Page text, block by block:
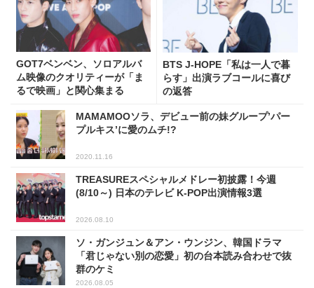
GOT7ベンベン、ソロアルバ
ム映像のクオリティーが「ま
るで映画」と関心集まる
BTS J-HOPE「私は一人で暮
らす」出演ラブコールに喜び
の返答
MAMAMOOソラ、デビュー前の妹グループ’パー
プルキス’に愛のムチ!?
2020.11.16
TREASUREスペシャルメドレー初披露！今週
(8/10～) 日本のテレビ K-POP出演情報3選
2026.08.10
ソ・ガンジュン＆アン・ウンジン、韓国ドラマ
「君じゃない別の恋愛」初の台本読み合わせで抜
群のケミ
2026.08.05